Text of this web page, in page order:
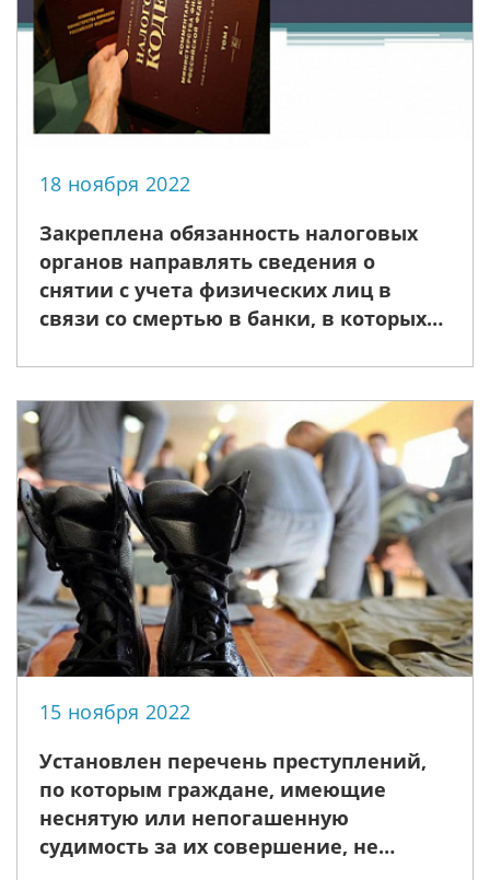
18 ноября 2022
Закреплена обязанность налоговых
органов направлять сведения о
снятии с учета физических лиц в
связи со смертью в банки, в которых
физических лиц
15 ноября 2022
Установлен перечень преступлений,
по которым граждане, имеющие
неснятую или непогашенную
судимость за их совершение, не